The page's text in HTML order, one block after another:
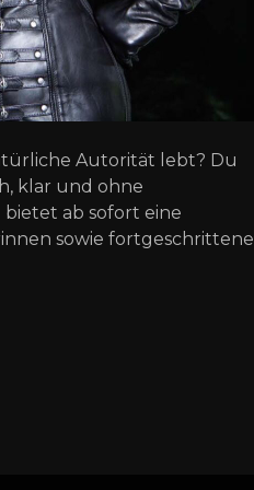
Autorität lebt? Du
klar und ohne
bietet ab sofort eine
sowie fortgeschrittene